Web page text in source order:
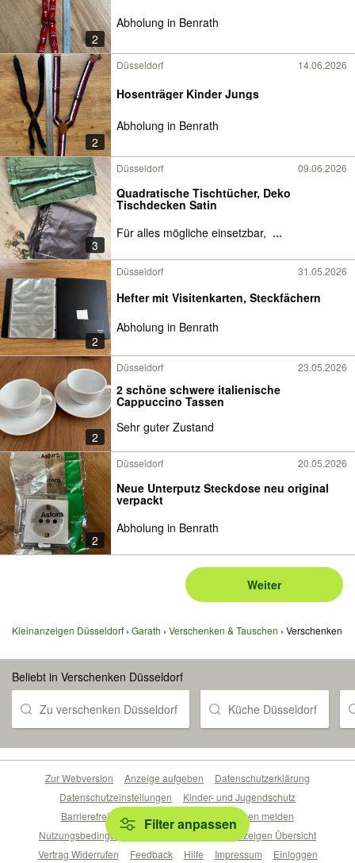
2
Abholung in Benrath
2
Düsseldorf 14.06.2026
Hosenträger Kinder Jungs
Abholung in Benrath
3
Düsseldorf 09.06.2026
Quadratische Tischtücher, Deko
Tischdecken Satin
Für alles mögliche einsetzbar, ...
2
Düsseldorf 31.05.2026
Hefter mit Visitenkarten, Steckfächern
Abholung in Benrath
2
Düsseldorf 23.05.2026
2 schöne schwere italienische
Cappuccino Tassen
Sehr guter Zustand
2
Düsseldorf 20.05.2026
Neue Unterputz Steckdose neu original
verpackt
Abholung in Benrath
Weiter
Kleinanzeigen Düsseldorf Garath Verschenken & Tauschen Verschenken
Beliebt in Verschenken Düsseldorf
Zu verschenken Düsseldorf Küche Düsseldorf
Filter anpassen
Zur Webversion Anzeige aufgeben
Datenschutzerklärung
Datenschutzeinstellungen
Kinder- und Jugendschutz
Barrierefreiheitserklärung
Sicherheitslücken melden
Nutzungsbedingungen
Beliebte Suchen
Anzeigen Übersicht
Vertrag Widerrufen
Feedback Hilfe Impressum Einloggen